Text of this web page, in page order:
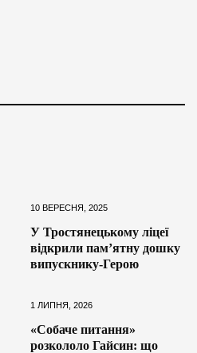
10 ВЕРЕСНЯ, 2025
У Тростянецькому ліцеї
відкрили пам’ятну дошку
випускнику-Герою
1 ЛИПНЯ, 2026
«Собаче питання»
розкололо Гайсин: що